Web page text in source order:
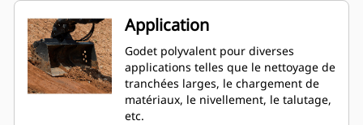
Application
Godet polyvalent pour diverses
applications telles que le nettoyage de
tranchées larges, le chargement de
matériaux, le nivellement, le talutage,
etc.